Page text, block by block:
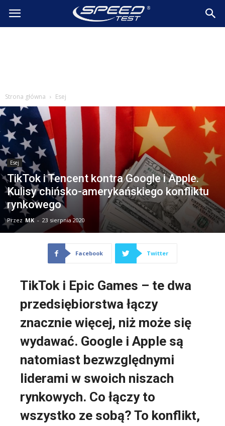
SpeedTest.pl
Strona główna Esej
Esej
TikTok i Tencent kontra Google i Apple.
Kulisy chińsko-amerykańskiego konfliktu
rynkowego
Przez MK - 23 sierpnia 2020
Facebook Twitter
TikTok i Epic Games – te dwa
przedsiębiorstwa łączy
znacznie więcej, niż może się
wydawać. Google i Apple są
natomiast bezwzględnymi
liderami w swoich niszach
rynkowych. Co łączy to
wszystko ze sobą? To konflikt,